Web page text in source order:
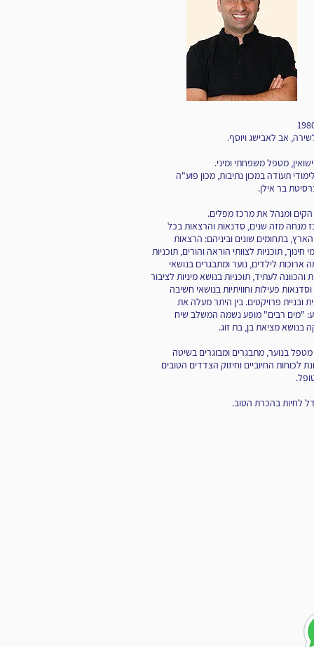
אב לאבישג ויוסף.
מטפל משפחתי ומיני.
תעודה במכון נתיבות, מכון פוע"ה
בר אילן.
ומנהל את מרכז מפלים.
מנחה מזה שנים, סדנאות והרצאות בכל
בתחומים שונים וביניהם: הרצאות
חינוך, תוכניות לצוותי הוראה והורים, תוכניות
ארוכות לילדים, נוער ומתבגרים בנושאי
והכוונה לעתיד, תוכניות בנושא מיניות לציבור
פעילות וחוויתיות בנושאי חשיבה
ובניית פרויקטים. בין היתר מעלה את
"מים רבים" מופע נשמה המשלב שיח
בנושא מציאת בן, בת זוג.
בנוער, מתבגרים ומבוגרים בשיטה
לכוחות החיוביים וחיזוק הצדדים הטובים
לחיות בהכרת הטוב.